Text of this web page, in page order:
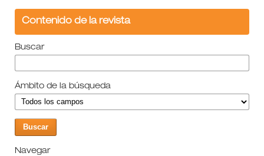
Contenido de la revista
Buscar
Ámbito de la búsqueda
Navegar